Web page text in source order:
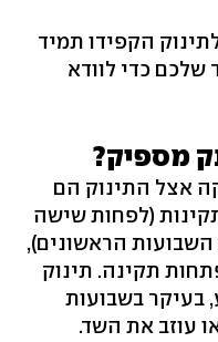
הקפידו תמיד
כדי לוודא
מספיק?
אצל התינוק הם
(לפחות שישה
הראשונים),
תקינה. תינוק
בעיקר בשבועות
עוזב את השד.